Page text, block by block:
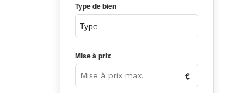
Type de bien
Mise à prix